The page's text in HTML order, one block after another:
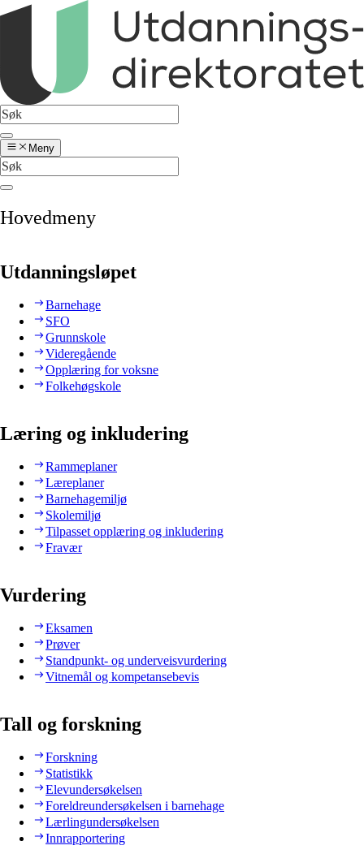
Meny
Hovedmeny
Utdanningsløpet
Barnehage
SFO
Grunnskole
Videregående
Opplæring for voksne
Folkehøgskole
Læring og inkludering
Rammeplaner
Læreplaner
Barnehagemiljø
Skolemiljø
Tilpasset opplæring og inkludering
Fravær
Vurdering
Eksamen
Prøver
Standpunkt- og underveisvurdering
Vitnemål og kompetansebevis
Tall og forskning
Forskning
Statistikk
Elevundersøkelsen
Foreldreundersøkelsen i barnehage
Lærlingundersøkelsen
Innrapportering